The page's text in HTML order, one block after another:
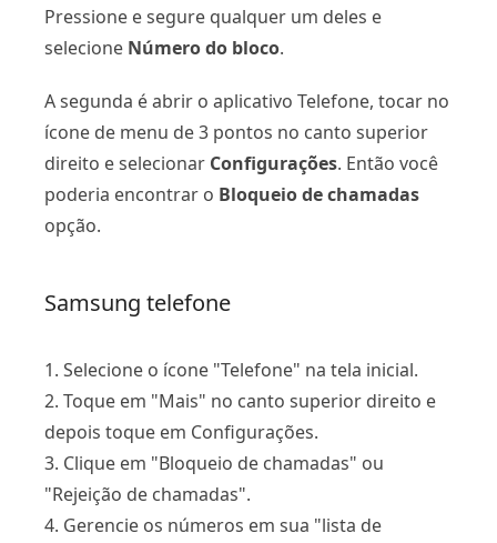
Pressione e segure qualquer um deles e
selecione Número do bloco.
A segunda é abrir o aplicativo Telefone, tocar no
ícone de menu de 3 pontos no canto superior
direito e selecionar Configurações. Então você
poderia encontrar o Bloqueio de chamadas
opção.
Samsung telefone
1. Selecione o ícone "Telefone" na tela inicial.
2. Toque em "Mais" no canto superior direito e
depois toque em Configurações.
3. Clique em "Bloqueio de chamadas" ou
"Rejeição de chamadas".
4. Gerencie os números em sua "lista de